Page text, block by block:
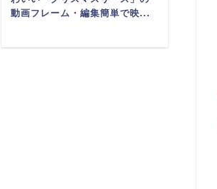
動画フレーム・編集簡単で映...
SNS